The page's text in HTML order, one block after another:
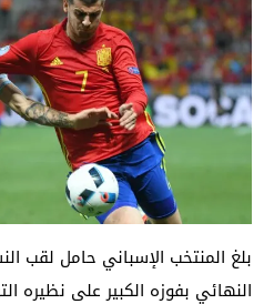
بلغ المنتخب الإسباني حامل لقب